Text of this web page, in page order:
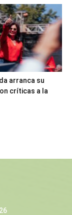
arranca su
críticas a la